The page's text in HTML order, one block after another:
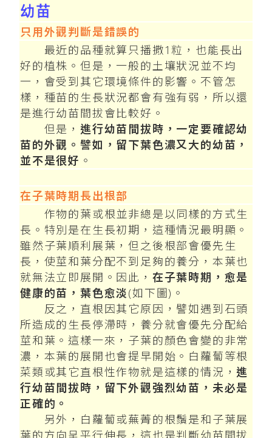
幼苗
只用外觀判斷是錯誤的
最近的品種就算只播撒1粒，也能長出
好的植株。但是，一般的土壤狀況並不均
一，會受到其它環境條件的影響。不管怎
樣，種苗的生長狀況都會有強有弱，所以還
是進行幼苗間拔會比較好。
但是， 進行幼苗間拔時，一定要確認幼
苗的外觀。譬如，留下葉色濃又大的幼苗，
並不是很好 。
在子葉時期長出根部
作物的葉或根並非總是以同樣的方式生
長。特別是在生長初期，這種情況最明顯。
雖然子葉順利展葉，但之後根部會優先生
長，使莖和葉分配不到足夠的養分，本葉也
就無法立即展開。因此， 在子葉時期，愈是
健康的苗，葉色愈淡(如下圖)。
反之，直根因其它原因，譬如遇到石頭
所造成的生長停滯時，養分就會優先分配給
莖和葉。這樣一來，子葉的顏色會變的非常
濃，本葉的展開也會提早開始。白蘿蔔等根
菜類或其它直根性作物就是這樣的情況， 進
行幼苗間拔時，留下外觀強烈幼苗，未必是
正確的。
另外，白蘿蔔或蕪菁的根鬚是和子葉展
葉的方向呈平行伸長，這也是判斷幼苗間拔